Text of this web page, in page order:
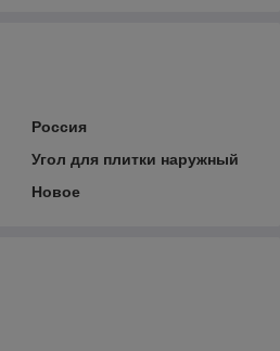
Россия
Угол для плитки наружный
Новое